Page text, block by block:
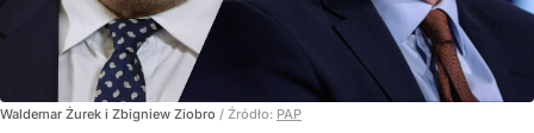
Waldemar Żurek i Zbigniew Ziobro / Źródło: PAP